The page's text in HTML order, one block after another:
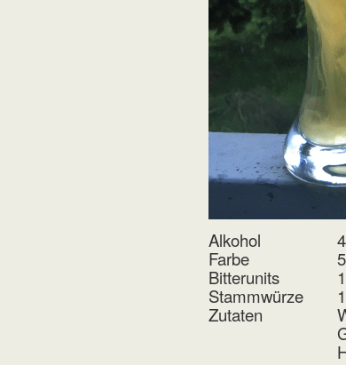
Alkohol
Farbe
Bitterunits
Stammwürze
Zutaten